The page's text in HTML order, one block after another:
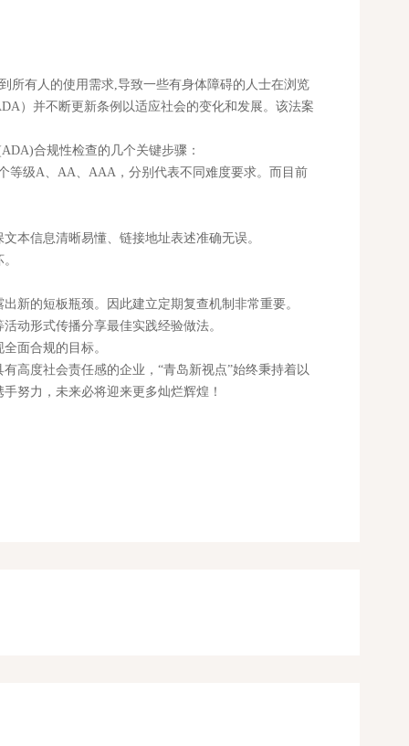
有人的使用需求,导致一些有身体障碍的人士在浏览
）并不断更新条例以适应社会的变化和发展。该法案
合规性检查的几个关键步骤：
级A、AA、AAA，分别代表不同难度要求。而目前
信息清晰易懂、链接地址表述准确无误。
的短板瓶颈。因此建立定期复查机制非常重要。
形式传播分享最佳实践经验做法。
面合规的目标。
度社会责任感的企业，“青岛新视点”始终秉持着以
努力，未来必将迎来更多灿烂辉煌！